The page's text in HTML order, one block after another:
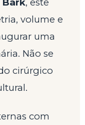
Bark, este
volume e
uma
Não se
cirúrgico
com